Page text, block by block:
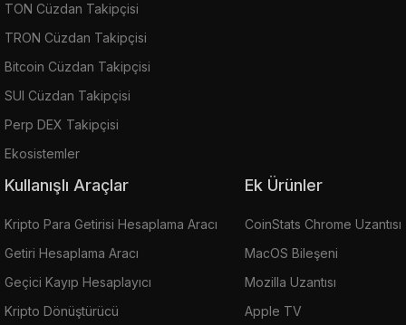
TON Cüzdan Takipçisi
TRON Cüzdan Takipçisi
Bitcoin Cüzdan Takipçisi
SUI Cüzdan Takipçisi
Perp DEX Takipçisi
Ekosistemler
Kullanışlı Araçlar
Kripto Para Getirisi Hesaplama Aracı
Getiri Hesaplama Aracı
Geçici Kayıp Hesaplayıcı
Kripto Dönüştürücü
Ek Ürünler
CoinStats Chrome Uzantısı
MacOS Bileşeni
Mozilla Uzantısı
Apple TV